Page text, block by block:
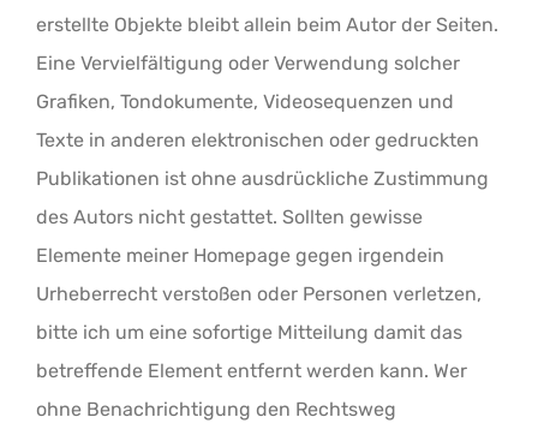
erstellte Objekte bleibt allein beim Autor der Seiten.
Eine Vervielfältigung oder Verwendung solcher
Grafiken, Tondokumente, Videosequenzen und
Texte in anderen elektronischen oder gedruckten
Publikationen ist ohne ausdrückliche Zustimmung
des Autors nicht gestattet. Sollten gewisse
Elemente meiner Homepage gegen irgendein
Urheberrecht verstoßen oder Personen verletzen,
bitte ich um eine sofortige Mitteilung damit das
betreffende Element entfernt werden kann. Wer
ohne Benachrichtigung den Rechtsweg